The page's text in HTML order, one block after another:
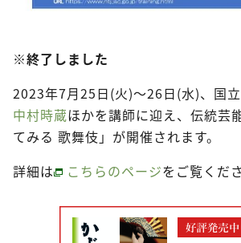
※終了しました
2023年7月25日(火)～26日(水)、国
中村時蔵ほかを講師に迎え、伝統芸
てみる 歌舞伎」が開催されます。
詳細は
こちらのページをご覧くだ